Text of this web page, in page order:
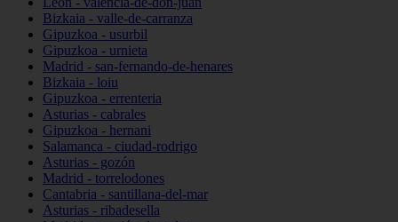
Bizkaia - valle-de-carranza
Gipuzkoa - usurbil
Gipuzkoa - urnieta
Madrid - san-fernando-de-henares
Bizkaia - loiu
Gipuzkoa - errenteria
Asturias - cabrales
Gipuzkoa - hernani
Salamanca - ciudad-rodrigo
Asturias - gozón
Madrid - torrelodones
Cantabria - santillana-del-mar
Asturias - ribadesella